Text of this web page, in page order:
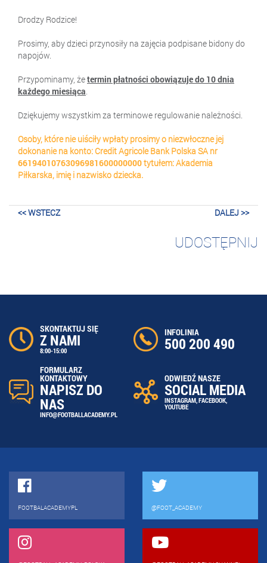
Drodzy Rodzice!
Prosimy, aby dzieci przynosiły na zajęcia podpisane bidony do
napojów.
Przypominamy, żetermin płatności obowiązuje do 10 dnia
każdego miesiąca.
Dziękujemy wszystkim za terminowe regulowanie należności.
Osoby, które nie uiściły wpłaty prosimy o niezwłoczne jej
dokonanie na konto: Credit Agricole Bank Polska SA nr
66194010763096981600000000tytułem: Akademia
Piłkarska, imię i nazwisko dziecka.
<< WSTECZ DALEJ >>
UDOSTĘPNIJ
SKONTAKTUJ SIĘ
Z NAMI
8:00-15:00
INFOLINIA
500 200 490
FORMULARZ
KONTAKTOWY
NAPISZ DO
NAS
INFO@FOOTBALLACADEMY.PL
ODWIEDŹ NASZE
SOCIAL MEDIA
INSTAGRAM,FACEBOOK,
YOUTUBE
FOOTBALACADEMYPL @FOOT_ACADEMY